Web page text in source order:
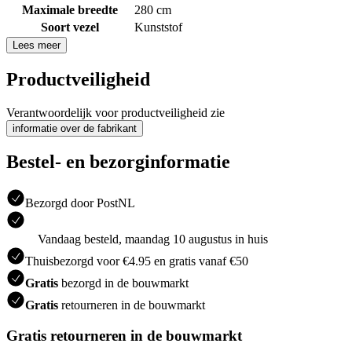
Maximale breedte
280 cm
Soort vezel
Kunststof
Lees meer
Productveiligheid
Verantwoordelijk voor productveiligheid zie
informatie over de fabrikant
Bestel- en bezorginformatie
Bezorgd door PostNL
Vandaag besteld, maandag 10 augustus in huis
Thuisbezorgd voor €4.95 en gratis vanaf €50
Gratis bezorgd in de bouwmarkt
Gratis retourneren in de bouwmarkt
Gratis retourneren in de bouwmarkt